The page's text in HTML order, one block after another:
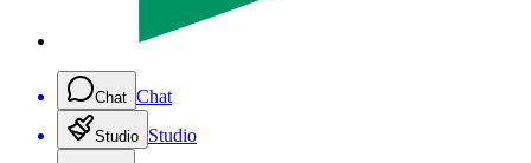
Chat Chat
Studio Studio